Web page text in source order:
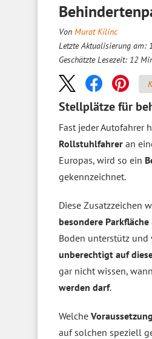
Von Murat Kilinc
Letzte Aktualisierung am:
Geschätzte Lesezeit: 12
Stellplätze für
Fast jeder Autofahrer
Rollstuhlfahrer an
Europas, wird so ein
gekennzeichnet.
Diese Zusatzzeichen
besondere Parkfläche
Boden unterstütz und
unberechtigt auf
gar nicht wissen,
werden darf.
Welche
auf solchen speziell